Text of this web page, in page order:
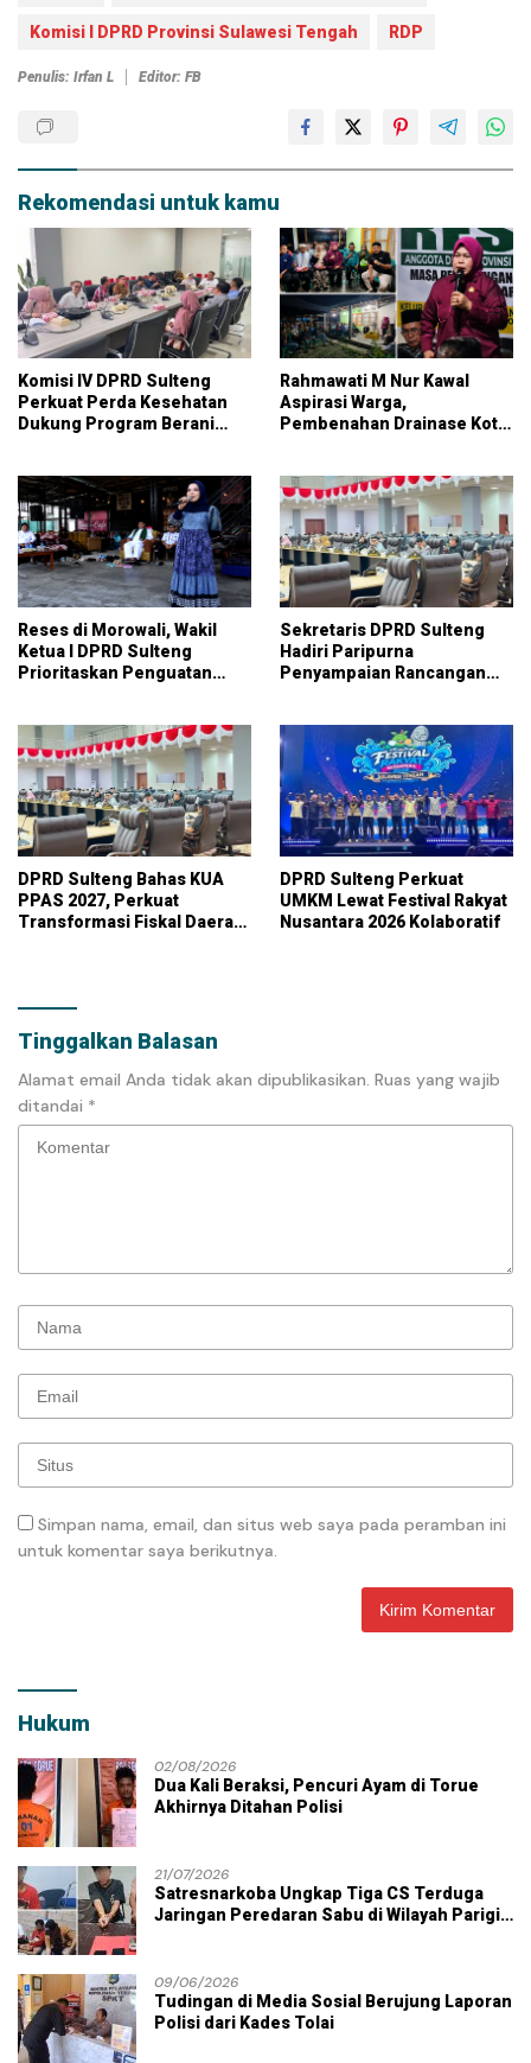
Komisi I DPRD Provinsi Sulawesi Tengah RDP
Penulis: Irfan L Editor: FB
Rekomendasi untuk kamu
Komisi IV DPRD Sulteng
Perkuat Perda Kesehatan
Dukung Program Berani
Rahmawati M Nur Kawal
Aspirasi Warga,
Pembenahan Drainase Kota
Reses di Morowali, Wakil
Ketua I DPRD Sulteng
Prioritaskan Penguatan
Sekretaris DPRD Sulteng
Hadiri Paripurna
Penyampaian Rancangan
DPRD Sulteng Bahas KUA
PPAS 2027, Perkuat
Transformasi Fiskal Daerah
DPRD Sulteng Perkuat
UMKM Lewat Festival Rakyat
Nusantara 2026 Kolaboratif
Tinggalkan Balasan
Alamat email Anda tidak akan dipublikasikan. Ruas yang wajib
ditandai *
Simpan nama, email, dan situs web saya pada peramban ini
untuk komentar saya berikutnya.
Hukum
02/08/2026
Dua Kali Beraksi, Pencuri Ayam di Torue
Akhirnya Ditahan Polisi
21/07/2026
Satresnarkoba Ungkap Tiga CS Terduga
Jaringan Peredaran Sabu di Wilayah Parigi
09/06/2026
Tudingan di Media Sosial Berujung Laporan
Polisi dari Kades Tolai